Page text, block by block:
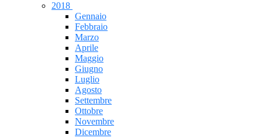
2018
Gennaio
Febbraio
Marzo
Aprile
Maggio
Giugno
Luglio
Agosto
Settembre
Ottobre
Novembre
Dicembre